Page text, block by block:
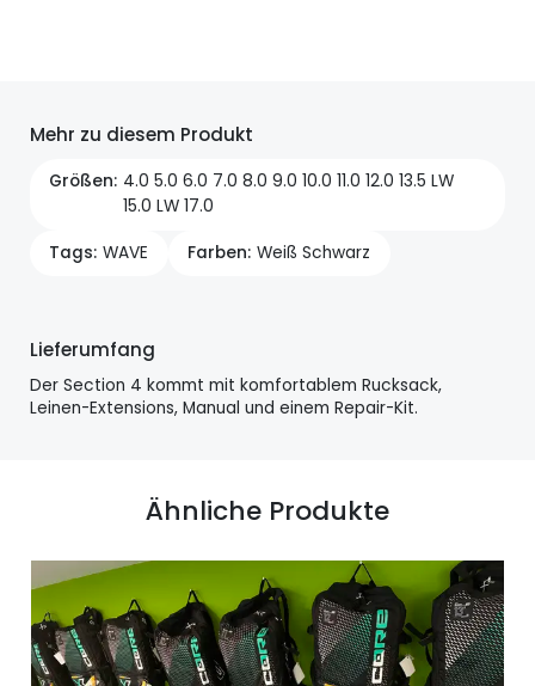
Mehr zu diesem Produkt
Größen 4.0 5.0 6.0 7.0 8.0 9.0 10.0 11.0 12.0 13.5 LW
15.0 LW 17.0
Tags WAVE Farben Weiß Schwarz
Lieferumfang
Der Section 4 kommt mit komfortablem Rucksack,
Leinen-Extensions, Manual und einem Repair-Kit.
Ähnliche Produkte